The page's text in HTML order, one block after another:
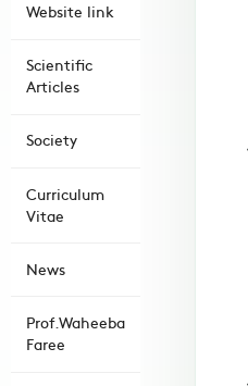
Website link
Scientific
Articles
Society
Curriculum
Vitae
News
Prof.Waheeba
Faree